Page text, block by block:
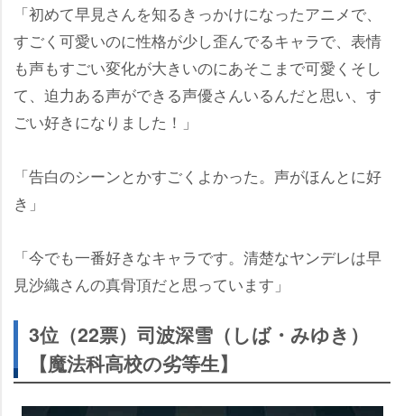
「初めて早見さんを知るきっかけになったアニメで、
すごく可愛いのに性格が少し歪んでるキャラで、表情
も声もすごい変化が大きいのにあそこまで可愛くそし
て、迫力ある声ができる声優さんいるんだと思い、す
ごい好きになりました！」
「告白のシーンとかすごくよかった。声がほんとに好
き」
「今でも一番好きなキャラです。清楚なヤンデレは早
見沙織さんの真骨頂だと思っています」
3位（22票）司波深雪（しば・みゆき）
【魔法科高校の劣等生】